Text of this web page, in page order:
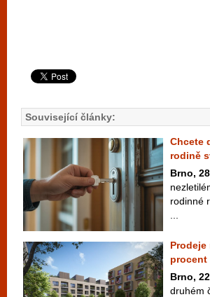
Související články:
Chcete
rodině
Brno,
rodinné
procent
Brno,
druhém